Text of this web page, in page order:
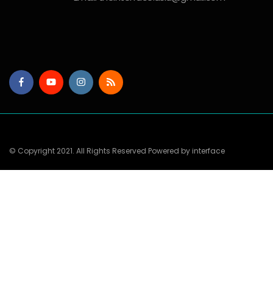
© Copyright 2021. All Rights Reserved Powered by interface